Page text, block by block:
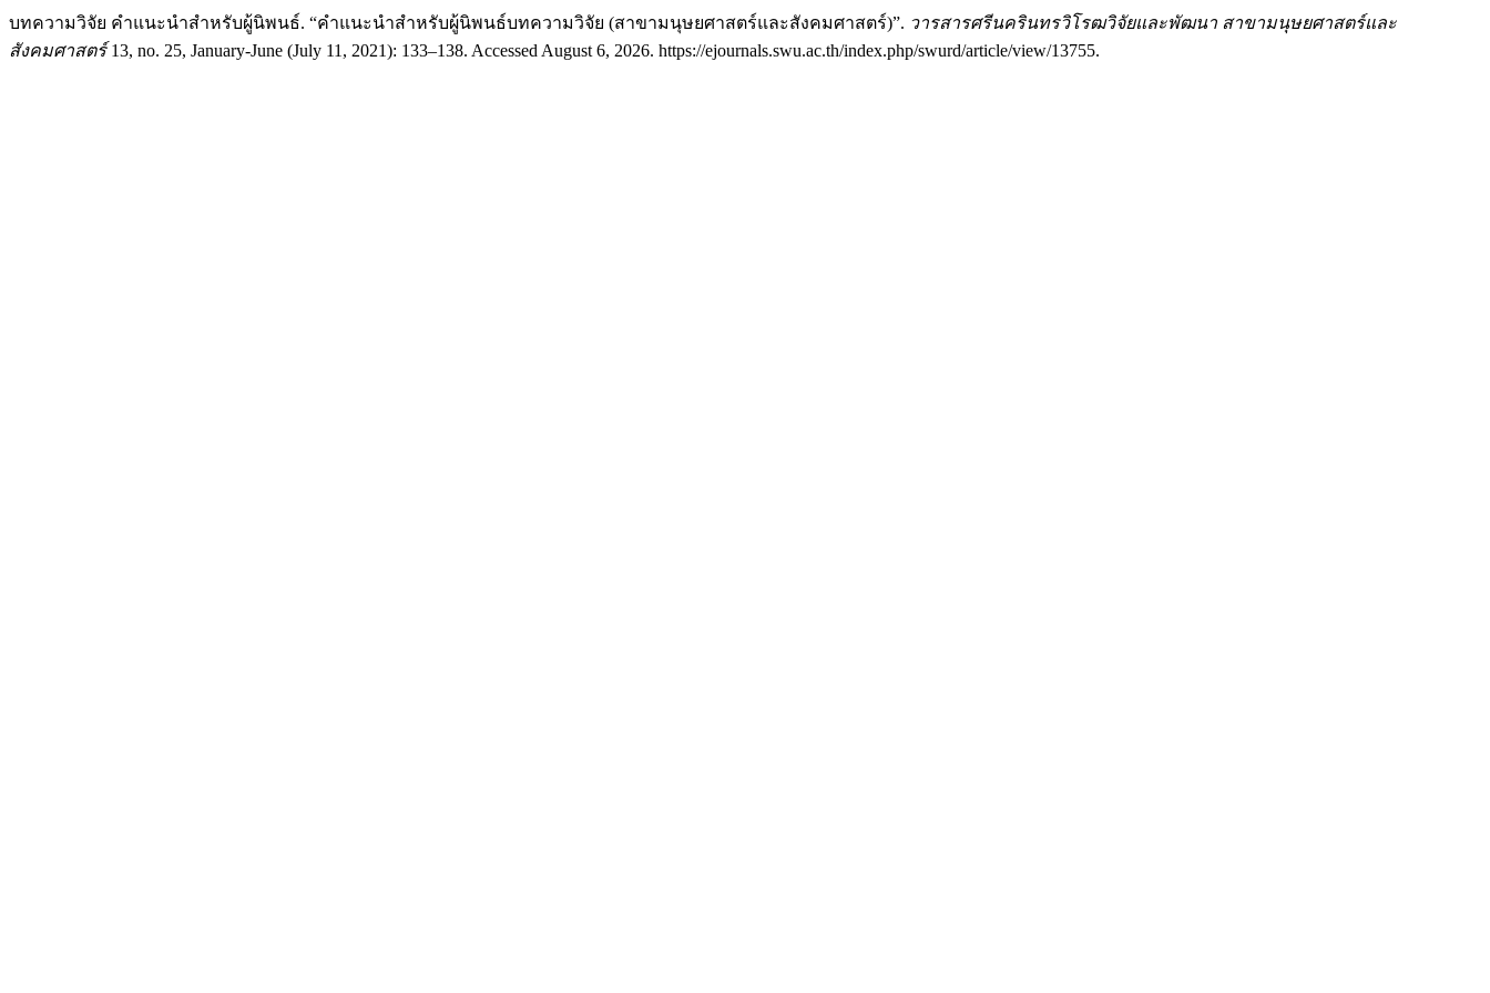
บทความวิจัย คำแนะนำสำหรับผู้นิพนธ์. “คำแนะนำสำหรับผู้นิพนธ์บทความวิจัย (สาขามนุษยศาสตร์และสังคมศาสตร์)”. วารสารศรีนครินทรวิโรฒวิจัยและพัฒนา สาขามนุษยศาสตร์และ
สังคมศาสตร์13, no. 25, January-June (July 11, 2021): 133–138. Accessed August 6, 2026. https://ejournals.swu.ac.th/index.php/swurd/article/view/13755.